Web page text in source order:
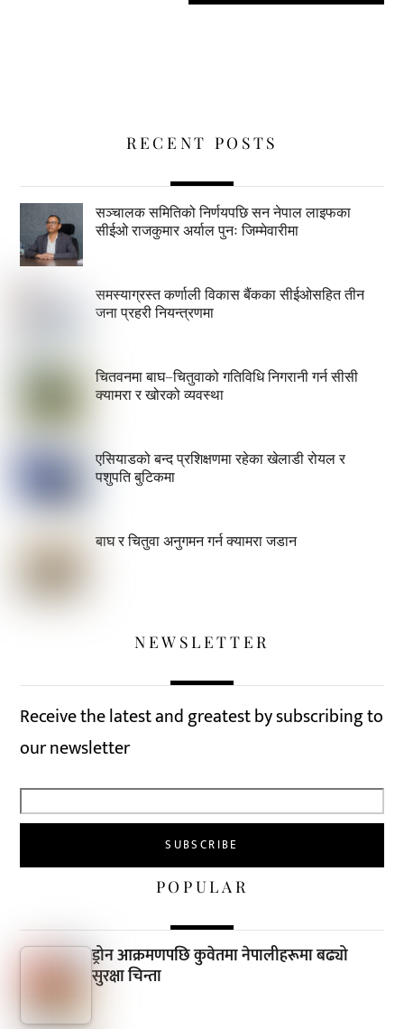
RECENT POSTS
सञ्चालक समितिको निर्णयपछि सन नेपाल लाइफका
सीईओ राजकुमार अर्याल पुनः जिम्मेवारीमा
समस्याग्रस्त कर्णाली विकास बैंकका सीईओसहित तीन
जना प्रहरी नियन्त्रणमा
चितवनमा बाघ–चितुवाको गतिविधि निगरानी गर्न सीसी
क्यामरा र खोरको व्यवस्था
एसियाडको बन्द प्रशिक्षणमा रहेका खेलाडी रोयल र
पशुपति बुटिकमा
बाघ र चितुवा अनुगमन गर्न क्यामरा जडान
NEWSLETTER
Receive the latest and greatest by subscribing to
our newsletter
POPULAR
ड्रोन आक्रमणपछि कुवेतमा नेपालीहरूमा बढ्यो
सुरक्षा चिन्ता